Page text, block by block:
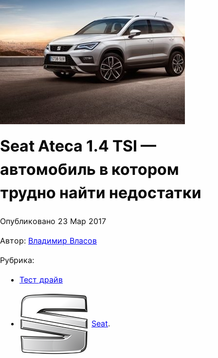
Seat Ateca 1.4 TSI —
автомобиль в котором
трудно найти недостатки
Опубликовано 23 Мар 2017
Автор: Владимир Власов
Рубрика:
Тест драйв
Seat.